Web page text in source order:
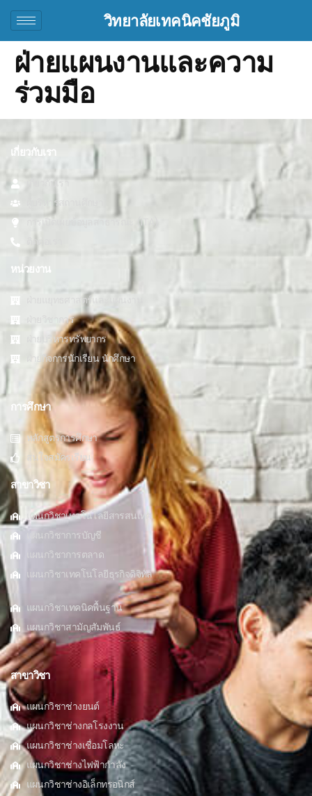
วิทยาลัยเทคนิคชัยภูมิ
ฝ่ายแผนงานและความ
ร่วมมือ
เกี่ยวกับเรา
ผู้บริหารสถานศึกษา
การเปิดเผยข้อมูลสาธารณะ (ITA)
หน่วยงาน
ฝ่ายแยุทธศาสตร์และแผนงาน
ฝ่ายวิชาการ
ฝ่ายบริหารทรัพยากร
ฝ่ายกิจการนักเรียน นักศึกษา
การศึกษา
หลักสูตรการศึกษา
สนใจสมัครเรียน
สาขาวิชา
แผนกวิชาเทคโนโลยีสารสนเทศ
แผนกวิชาการบัญชี
แผนกวิชาการตลาด
แผนกวิชาเทคโนโลยีธุรกิจดิจิทัล
แผนกวิชาเทคนิคพื้นฐาน
แผนกวิชาสามัญสัมพันธ์
สาขาวิชา
แผนกวิชาช่างยนต์
แผนกวิชาช่างกลโรงงาน
แผนกวิชาช่างเชื่อมโลหะ
แผนกวิชาช่างไฟฟ้ากำลัง
แผนกวิชาช่างอิเล็กทรอนิกส์